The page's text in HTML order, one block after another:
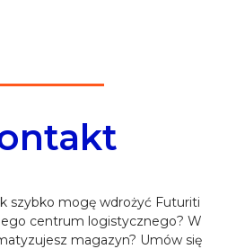
szybko mogę wdrożyć Futuriti
centrum logistycznego? W
magazyn? Umów się